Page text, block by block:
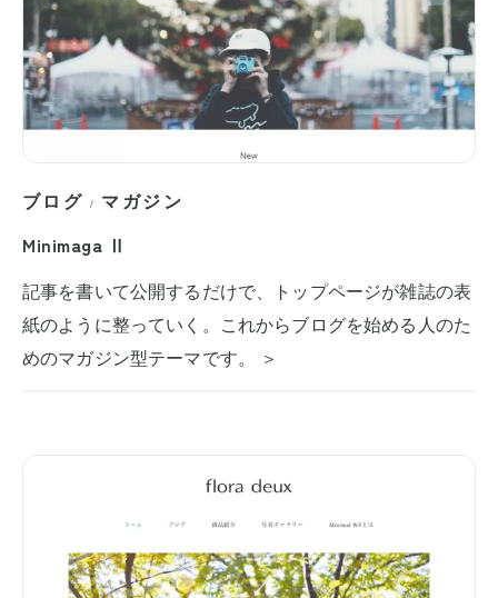
ブログ / マガジン
Minimaga Ⅱ
記事を書いて公開するだけで、トップページが雑誌の表
紙のように整っていく。これからブログを始める人のた
めのマガジン型テーマです。 ＞